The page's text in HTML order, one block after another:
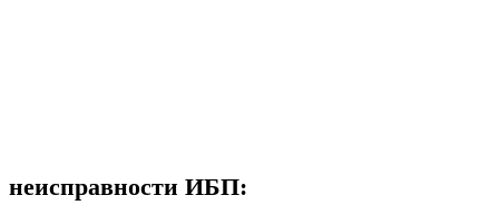
неисправности ИБП: